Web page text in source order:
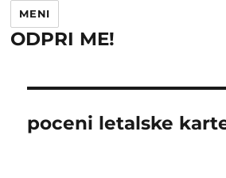
ODPRI ME!
MENI
poceni letalske